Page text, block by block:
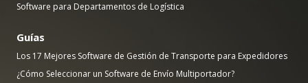
Software para Departamentos de Logística
Guías
Los 17 Mejores Software de Gestión de Transporte para Expedidores
¿Cómo Seleccionar un Software de Envío Multiportador?